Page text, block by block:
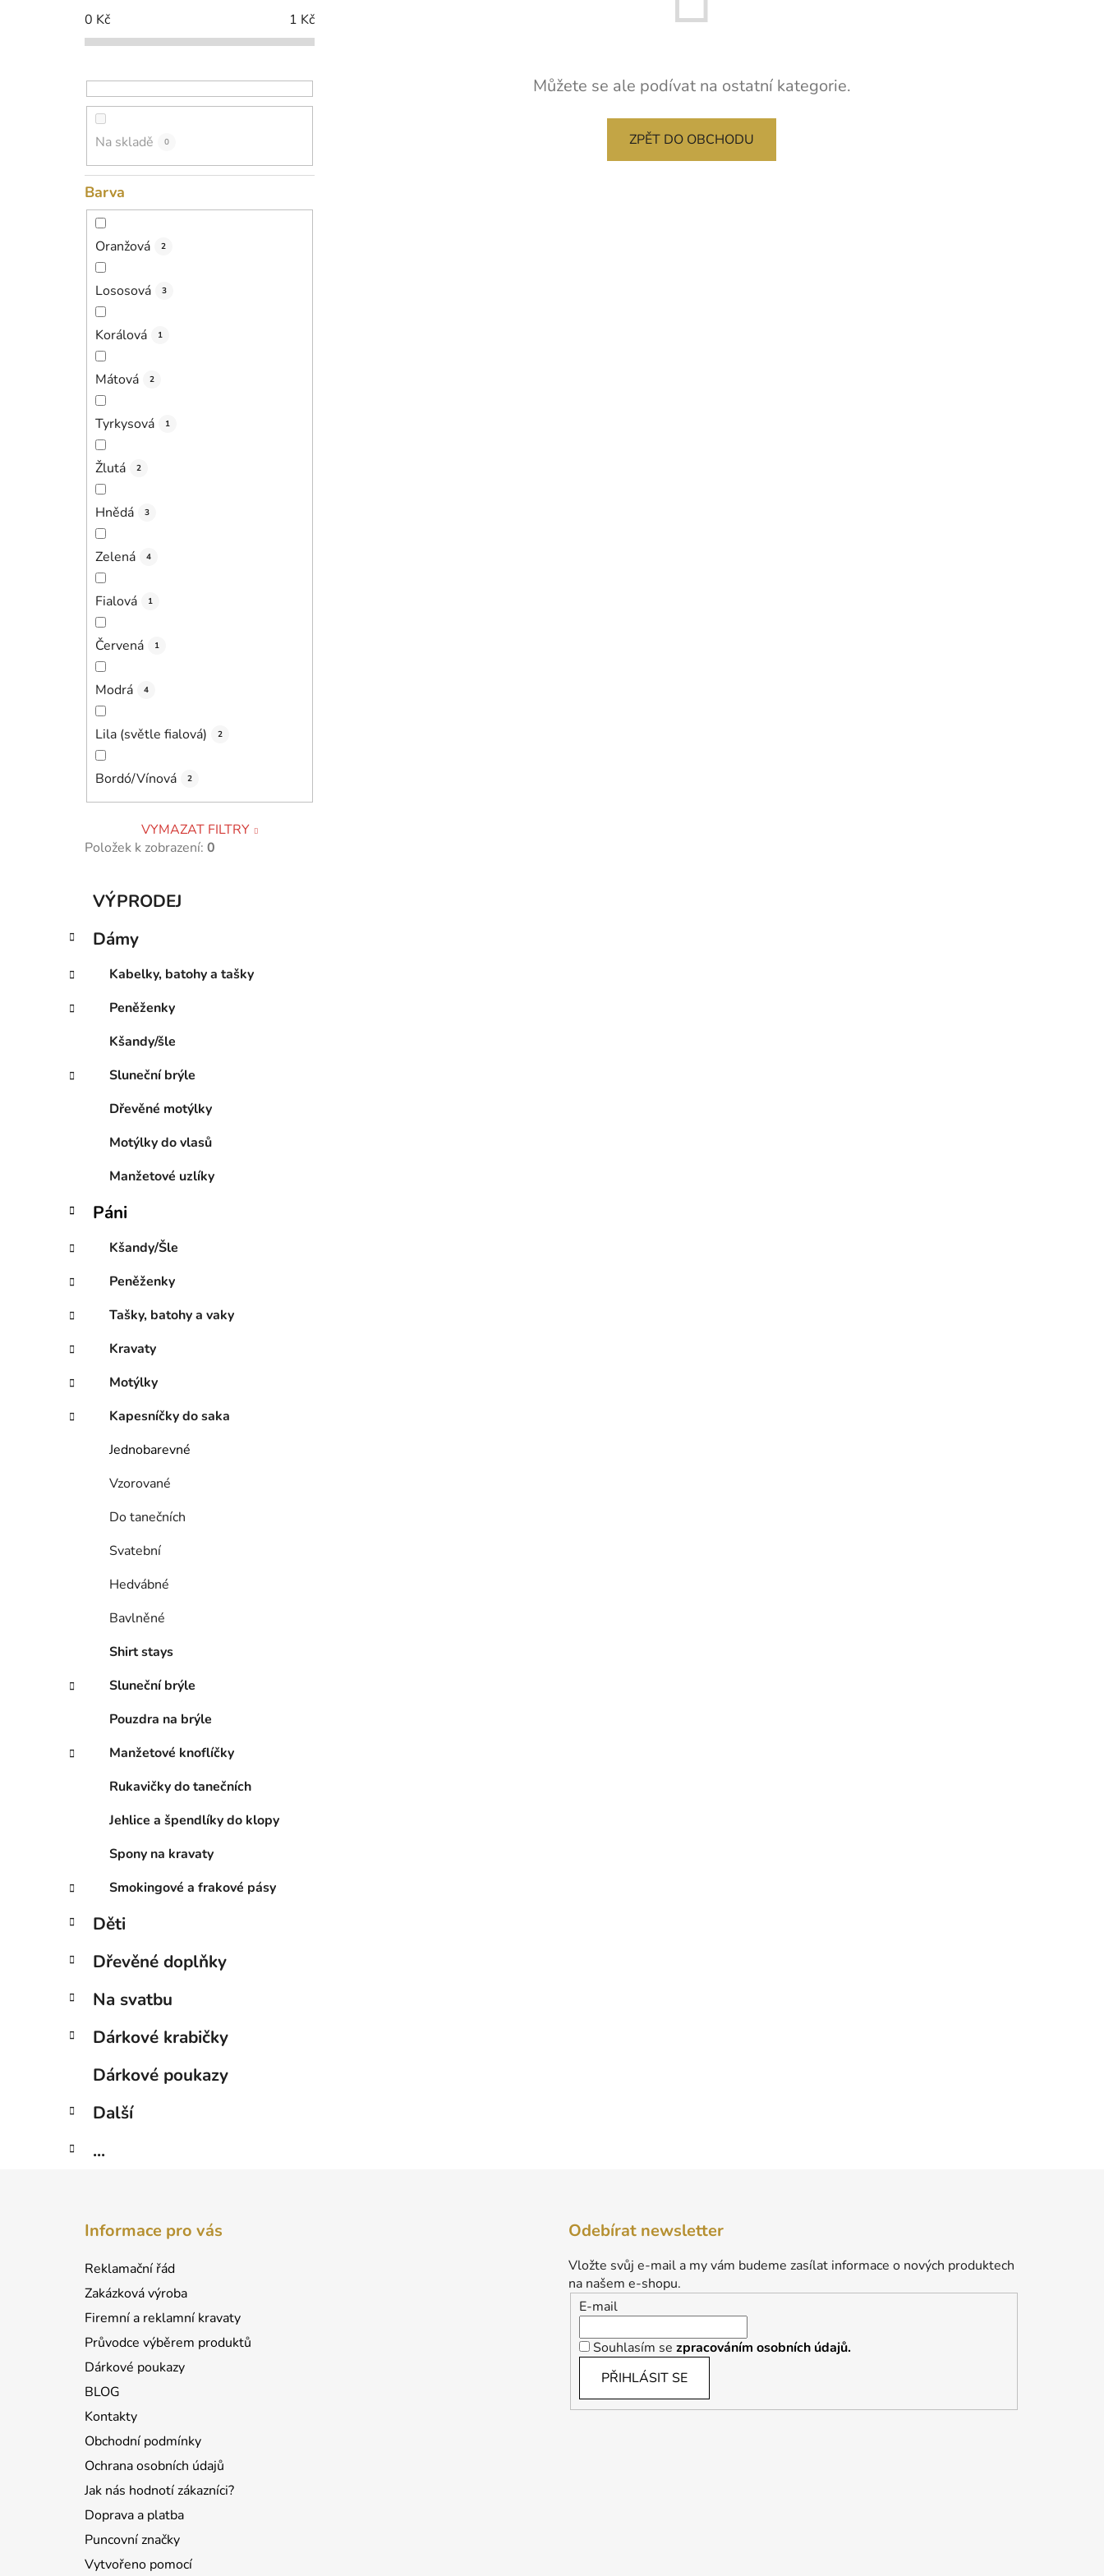
0 Kč 1 Kč
Na skladě 0
Barva
Oranžová 2
Lososová 3
Korálová 1
Mátová 2
Tyrkysová 1
Žlutá 2
Hnědá 3
Zelená 4
Fialová 1
Červená 1
Modrá 4
Lila (světle fialová) 2
Bordó/Vínová 2
VYMAZAT FILTRY
Položek k zobrazení: 0
Přeskočit
kategorie
e
o
i
VÝPRODEJ
Dámy
Kabelky, batohy a tašky
Peněženky
Kšandy/šle
Sluneční brýle
Dřevěné motýlky
Motýlky do vlasů
Manžetové uzlíky
Páni
Kšandy/Šle
Peněženky
Tašky, batohy a vaky
Kravaty
Motýlky
Kapesníčky do saka
Jednobarevné
Vzorované
Do tanečních
Svatební
Hedvábné
Bavlněné
Shirt stays
Sluneční brýle
Pouzdra na brýle
Manžetové knoflíčky
Rukavičky do tanečních
Jehlice a špendlíky do klopy
Spony na kravaty
Smokingové a frakové pásy
Děti
Dřevěné doplňky
Na svatbu
Dárkové krabičky
Dárkové poukazy
Další
...
Můžete se ale podívat na ostatní kategorie.
ZPĚT DO OBCHODU
Informace pro vás
Reklamační řád
Zakázková výroba
Firemní a reklamní kravaty
Průvodce výběrem produktů
Dárkové poukazy
BLOG
Kontakty
Obchodní podmínky
Ochrana osobních údajů
Jak nás hodnotí zákazníci?
Doprava a platba
Puncovní značky
Vytvořeno pomocí
Odebírat newsletter
Vložte svůj e-mail a my vám budeme zasílat informace o nových produktech
na našem e-shopu.
E-mail
Souhlasím se zpracováním osobních údajů.
PŘIHLÁSIT SE